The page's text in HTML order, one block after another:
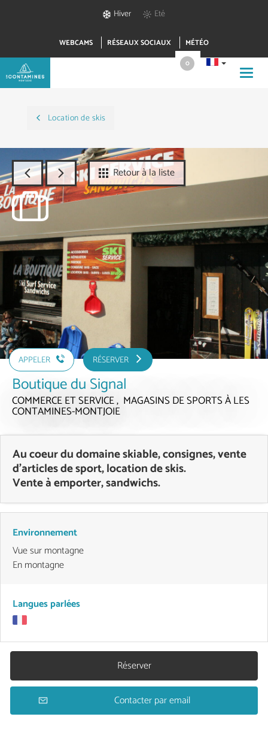
Hiver Eté
WEBCAMS RÉSEAUX SOCIAUX MÉTÉO
0
Location de skis
Retour à la liste
APPELER RÉSERVER
Boutique du Signal
COMMERCE ET SERVICE , MAGASINS DE SPORTSÀ LES
CONTAMINES-MONTJOIE
Au coeur du domaine skiable, consignes, vente
d'articles de sport, location de skis.
Vente à emporter, sandwichs.
Environnement
Vue sur montagne
En montagne
Langues parlées
Réserver
Contacter par email